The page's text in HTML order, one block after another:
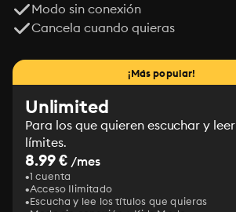
Modo sin conexión
Cancela cuando quieras
¡Más popular!
Unlimited
Para los que quieren escuchar y
límites.
8.99 € /mes
1 cuenta
Acceso Ilimitado
Escucha y lee los títulos que quieras